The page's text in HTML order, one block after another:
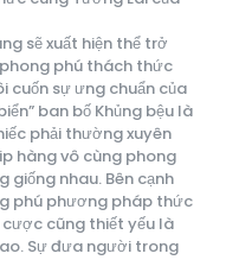
sẽ xuất hiện thể trở
phú thách thức
cuốn sự ưng chuẩn của
ban bố Khủng bệu là
phải thường xuyên
hàng vô cùng phong
giống nhau. Bên cạnh
phú phương pháp thức
cũng thiết yếu là
Sự đưa người trong